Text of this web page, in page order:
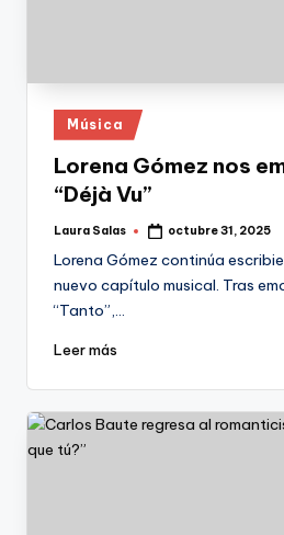
Publicado
en
Música
Lorena Gómez nos
“Déjà Vu”
Publicado
Laura Salas octubre 31, 2025
Lorena Gómez continúa
nuevo capítulo musical. Tras
“Tanto”,…
Leer más